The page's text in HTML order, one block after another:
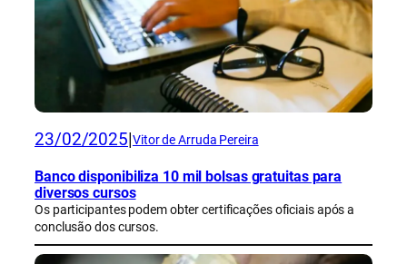
23/02/2025 Vitor de Arruda Pereira
Banco disponibiliza 10 mil bolsas gratuitas para
diversos cursos
Os participantes podem obter certificações oficiais após a
conclusão dos cursos.